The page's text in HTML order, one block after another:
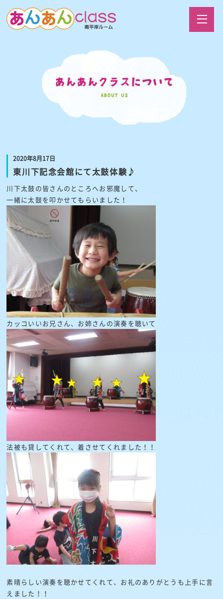
2020年8月17日
東川下記念会館にて太鼓体験♪
川下太鼓の皆さんのところへお邪魔して、
一緒に太鼓を叩かせてもらいました！
カッコいいお兄さん、お姉さんの演奏を聴いて
法被も貸してくれて、着させてくれました！！
素晴らしい演奏を聴かせてくれて、お礼のありがとうも上手に言
えました！！